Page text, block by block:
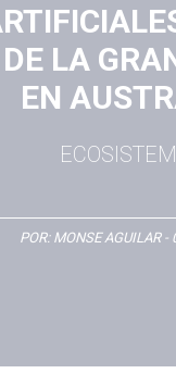
LA
EN
POR: MONSE AGUILAR-